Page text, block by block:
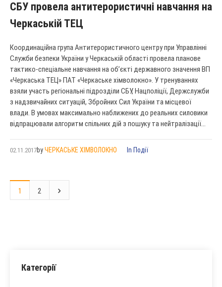
СБУ провела антитерористичні навчання на
Черкаській ТЕЦ
Координаційна група Антитерористичного центру при Управлінні
Служби безпеки України у Черкаській області провела планове
тактико-спеціальне навчання на об’єкті державного значення ВП
«Черкаська ТЕЦ» ПАТ «Черкаське хімволокно». У тренуваннях
взяли участь регіональні підрозділи СБУ, Нацполіції, Держслужби
з надзвичайних ситуацій, Збройних Сил України та місцевої
влади. В умовах максимально наближених до реальних силовики
відпрацювали алгоритм спільних дій з пошуку та нейтралізації...
02.11.2017byЧЕРКАСЬКЕ ХІМВОЛОКНО In Події
1 2
Категорії